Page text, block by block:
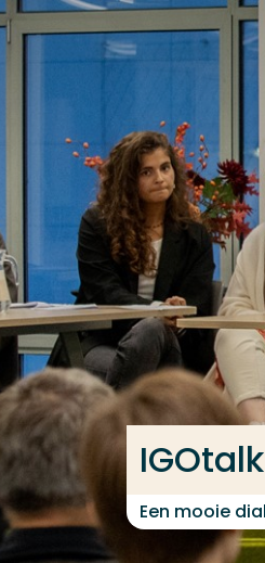
Ga direct naar de content
Een mooie
Veel gezocht
Opleiding
Contact